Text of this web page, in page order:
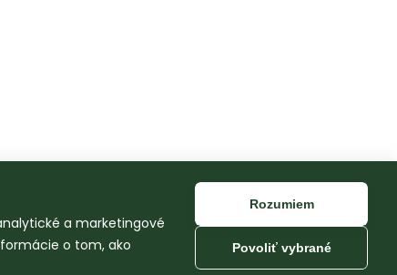
a marketingové
o tom, ako
Rozumiem
Povoliť vybrané